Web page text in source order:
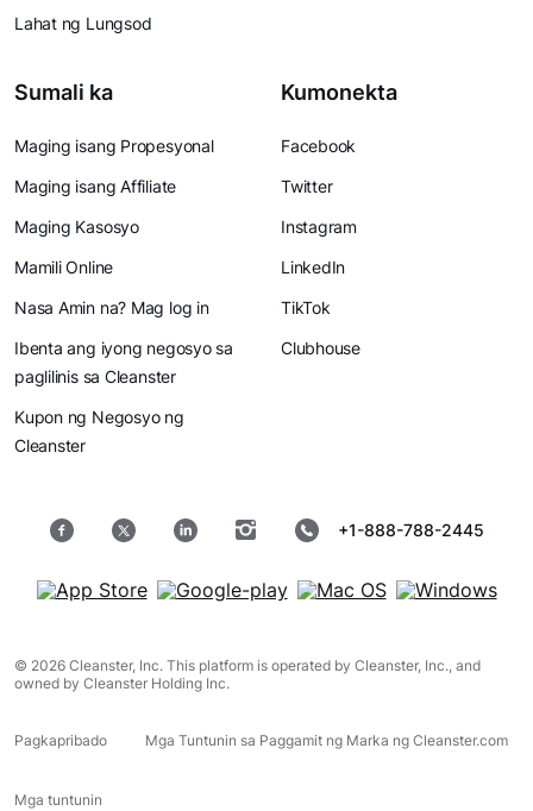
Lahat ng Lungsod
Sumali ka
Maging isang Propesyonal
Maging isang Affiliate
Maging Kasosyo
Mamili Online
Nasa Amin na? Mag log in
Ibenta ang iyong negosyo sa
paglilinis sa Cleanster
Kupon ng Negosyo ng
Cleanster
Kumonekta
Facebook
Twitter
Instagram
LinkedIn
TikTok
Clubhouse
+1-888-788-2445
© 2026 Cleanster, Inc. This platform is operated by Cleanster, Inc., and
owned by Cleanster Holding Inc.
Pagkapribado Mga Tuntunin sa Paggamit ng Marka ng Cleanster.com
Mga tuntunin